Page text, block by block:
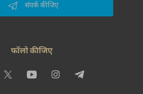
संपर्क कीजिए
फॉलो कीजिए